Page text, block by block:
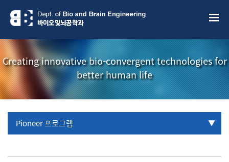
Creating innovative bio-convergent technologies for
better human life
Pioneer 프로그램